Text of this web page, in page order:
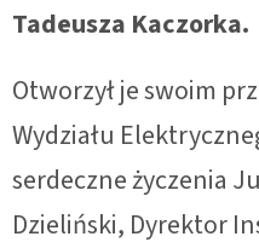
Tadeusza Kaczorka.
Otworzył je swoim
Wydziału
serdeczne życzenia
Dzieliński, Dyrektor